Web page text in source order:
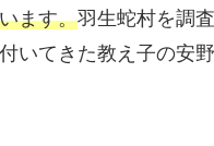
ます。羽生蛇村を調
いてきた教え子の安